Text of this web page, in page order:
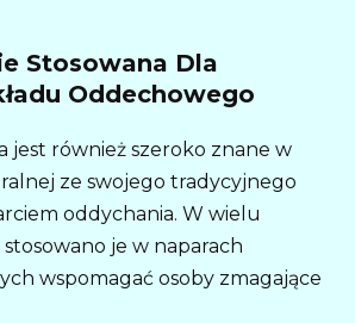
Stosowana Dla
Oddechowego
jest również szeroko znane w
ze swojego tradycyjnego
oddychania. W wielu
stosowano je w naparach
wspomagać osoby zmagające